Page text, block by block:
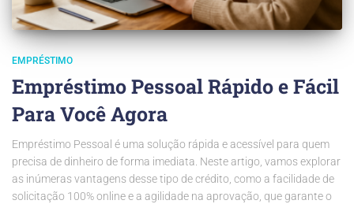
EMPRÉSTIMO
Empréstimo Pessoal Rápido e Fácil
Para Você Agora
Empréstimo Pessoal é uma solução rápida e acessível para quem
precisa de dinheiro de forma imediata. Neste artigo, vamos explorar
as inúmeras vantagens desse tipo de crédito, como a facilidade de
solicitação 100% online e a agilidade na aprovação, que garante o